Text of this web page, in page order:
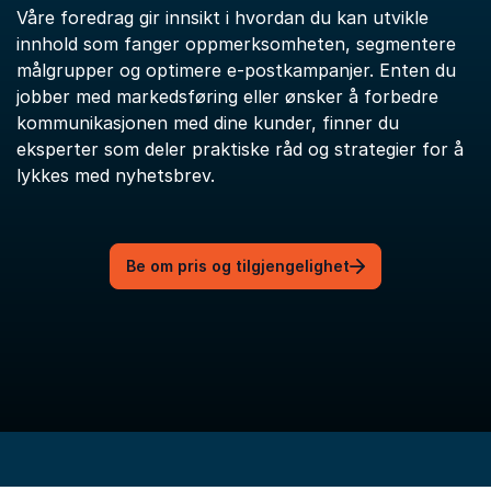
Våre foredrag gir innsikt i hvordan du kan utvikle
innhold som fanger oppmerksomheten, segmentere
målgrupper og optimere e-postkampanjer. Enten du
jobber med markedsføring eller ønsker å forbedre
kommunikasjonen med dine kunder, finner du
eksperter som deler praktiske råd og strategier for å
lykkes med nyhetsbrev.
Be om pris og tilgjengelighet